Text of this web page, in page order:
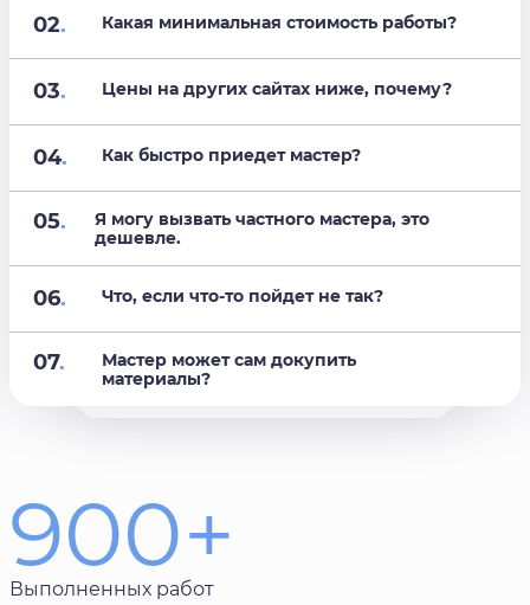
02. Какая минимальная стоимость работы?
03. Цены на других сайтах ниже, почему?
04. Как быстро приедет мастер?
05.
Я могу вызвать частного мастера, это
дешевле.
06. Что, если что-то пойдет не так?
07.
Мастер может сам докупить
материалы?
900+
Выполненных работ